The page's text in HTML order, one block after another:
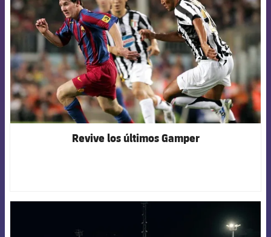
Revive los últimos Gamper
FCB Barcelona badge